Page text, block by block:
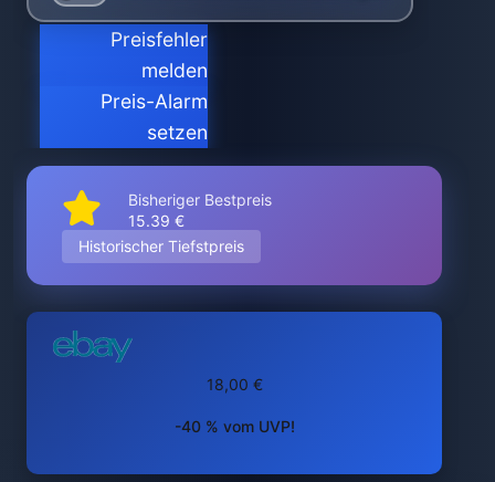
Preisfehler
melden
Preis-Alarm
setzen
Bisheriger Bestpreis
15.39 €
Historischer Tiefstpreis
18,00 €
-40 % vom UVP!